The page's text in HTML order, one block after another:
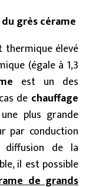
grès cérame
thermique élevé
(égale à 1,3
est un des
de chauffage
plus grande
par conduction
diffusion de la
il est possible
de grands